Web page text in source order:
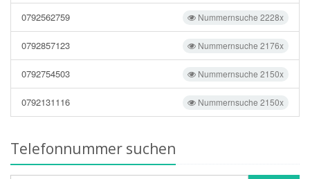
Nummernsuche 2228x
0792562759
Nummernsuche 2176x
0792857123
Nummernsuche 2150x
0792754503
Nummernsuche 2150x
0792131116
Telefonnummer suchen